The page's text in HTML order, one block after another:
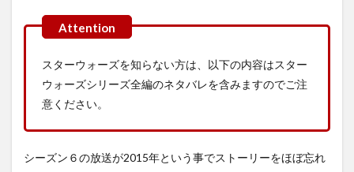
のあ
らす
ディ
ズニ
ラス
はた
スターウォーズを知らない方は、以下の内容はスター
ウォーズシリーズ全編のネタバレを含みますのでご注
意ください。
シーズン６の放送が2015年という事でストーリーをほぼ忘れ